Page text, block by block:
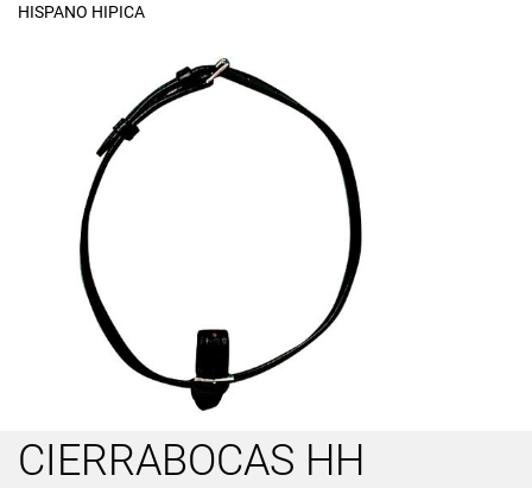
HISPANO HIPICA
CIERRABOCAS HH